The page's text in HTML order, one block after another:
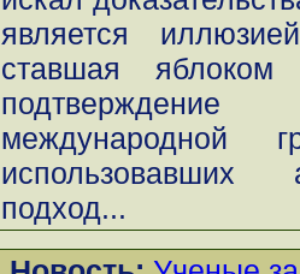
является
ставшая яблоком
международной
использовавших
подход...